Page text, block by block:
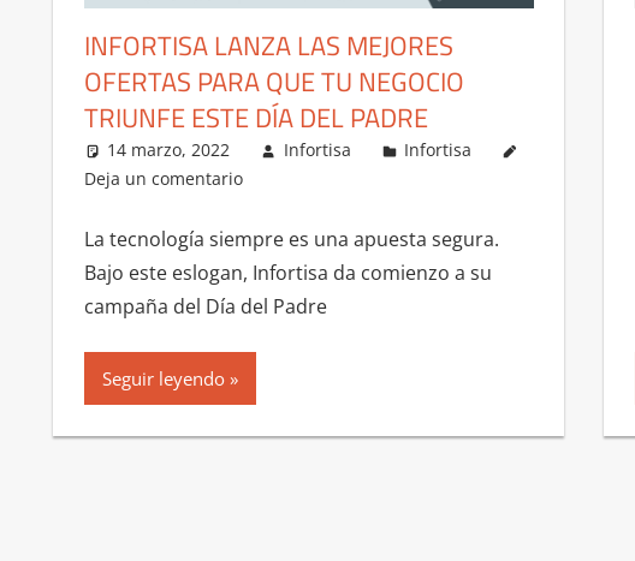
INFORTISA LANZA LAS MEJORES
OFERTAS PARA QUE TU NEGOCIO
TRIUNFE ESTE DÍA DEL PADRE
14 marzo, 2022 Infortisa
Infortisa
Deja un comentario
La tecnología siempre es una apuesta segura.
Bajo este eslogan, Infortisa da comienzo a su
campaña del Día del Padre
Seguir leyendo